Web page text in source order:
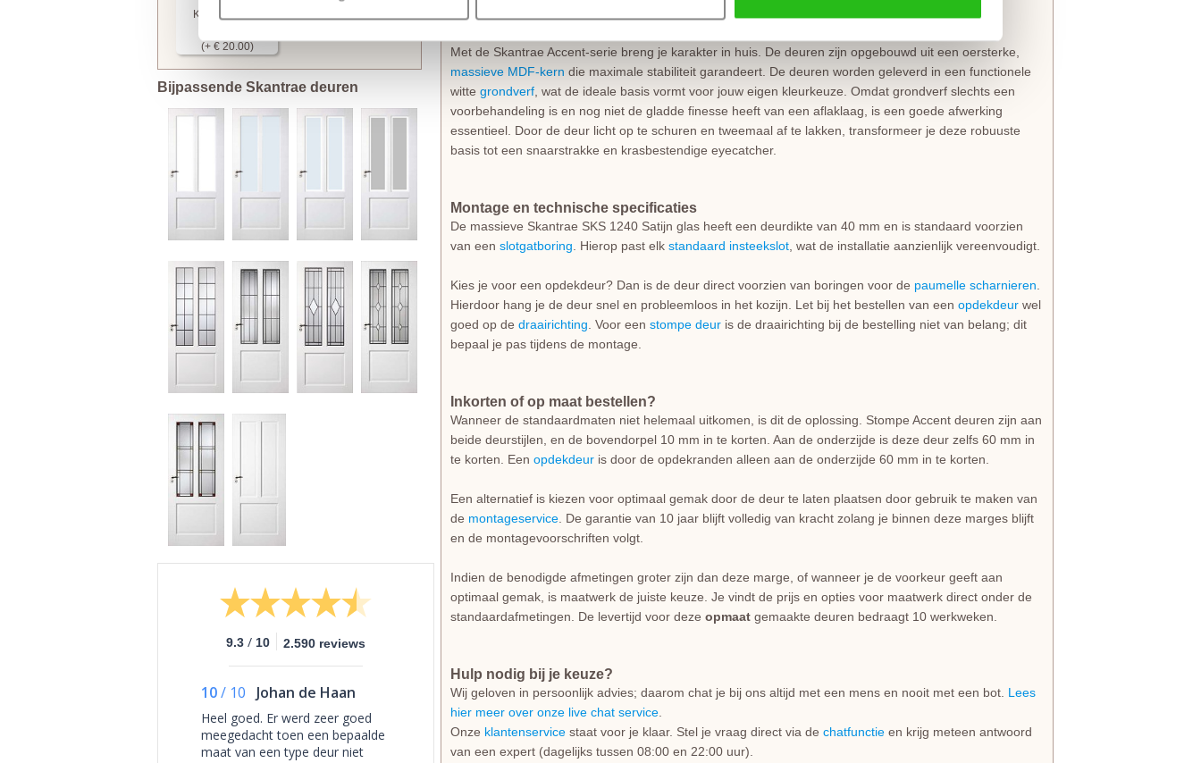
Krukgatboring
(+ € 20.00)
Bijpassende Skantrae deuren
9.3 / 10 2.590 reviews
10/ 10 Johan de Haan
Heel goed. Er werd zeer goed
meegedacht toen een bepaalde
maat van een type deur niet
Met de Skantrae Accent-serie breng je karakter in huis. De deuren zijn opgebouwd uit een oersterke,
massieve MDF-kern die maximale stabiliteit garandeert. De deuren worden geleverd in een functionele
witte grondverf , wat de ideale basis vormt voor jouw eigen kleurkeuze. Omdat grondverf slechts een
voorbehandeling is en nog niet de gladde finesse heeft van een aflaklaag, is een goede afwerking
essentieel. Door de deur licht op te schuren en tweemaal af te lakken, transformeer je deze robuuste
basis tot een snaarstrakke en krasbestendige eyecatcher.
Montage en technische specificaties
De massieve Skantrae SKS 1240 Satijn glas heeft een deurdikte van 40 mm en is standaard voorzien
van een slotgatboring . Hierop past elk standaard insteekslot , wat de installatie aanzienlijk vereenvoudigt.
Kies je voor een opdekdeur? Dan is de deur direct voorzien van boringen voor de paumelle scharnieren
Hierdoor hang je de deur snel en probleemloos in het kozijn. Let bij het bestellen van een opdekdeur wel
goed op de draairichting . Voor een stompe deur is de draairichting bij de bestelling niet van belang; dit
bepaal je pas tijdens de montage.
Inkorten of op maat bestellen?
Wanneer de standaardmaten niet helemaal uitkomen, is dit de oplossing. Stompe Accent deuren zijn aan
beide deurstijlen, en de bovendorpel 10 mm in te korten. Aan de onderzijde is deze deur zelfs 60 mm in
te korten. Een opdekdeur is door de opdekranden alleen aan de onderzijde 60 mm in te korten.
Een alternatief is kiezen voor optimaal gemak door de deur te laten plaatsen door gebruik te maken van
de montageservice . De garantie van 10 jaar blijft volledig van kracht zolang je binnen deze marges blijft
en de montagevoorschriften volgt.
Indien de benodigde afmetingen groter zijn dan deze marge, of wanneer je de voorkeur geeft aan
optimaal gemak, is maatwerk de juiste keuze. Je vindt de prijs en opties voor maatwerk direct onder de
standaardafmetingen. De levertijd voor deze opmaat gemaakte deuren bedraagt 10 werkweken.
Hulp nodig bij je keuze?
Wij geloven in persoonlijk advies; daarom chat je bij ons altijd met een mens en nooit met een bot. Lees
hier meer over onze live chat service
Onze klantenservice staat voor je klaar. Stel je vraag direct via de chatfunctie en krijg meteen antwoord
van een expert (dagelijks tussen 08:00 en 22:00 uur).